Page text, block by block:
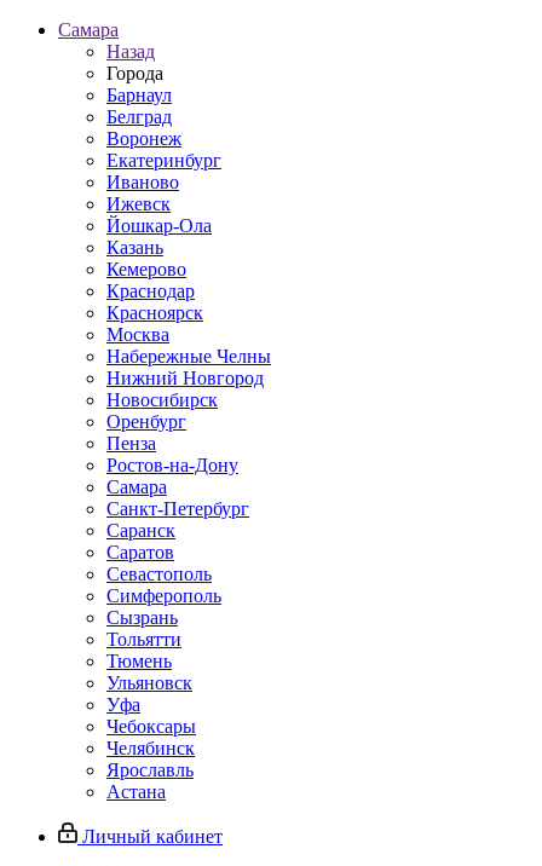
Самара
Назад
Города
Барнаул
Белград
Воронеж
Екатеринбург
Иваново
Ижевск
Йошкар-Ола
Казань
Кемерово
Краснодар
Красноярск
Москва
Набережные Челны
Нижний Новгород
Новосибирск
Оренбург
Пенза
Ростов-на-Дону
Самара
Санкт-Петербург
Саранск
Саратов
Севастополь
Симферополь
Сызрань
Тольятти
Тюмень
Ульяновск
Уфа
Чебоксары
Челябинск
Ярославль
Астана
Личный кабинет